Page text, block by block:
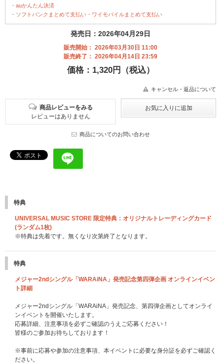
・auかんたん決済
・ソフトバンクまとめて支払い・ワイモバイルまとめて支払い
発売日：2026年04月29日
販売開始： 2026年03月30日 11:00
販売終了： 2026年04月14日 23:59
価格：1,320円（税込）
キャンセル・返品について
商品レビューをみる
レビューはありません
商品についてのお問い合わせ
特典
UNIVERSAL MUSIC STORE 限定特典：オリジナルトレーディングカード
(ランダム1枚)
※特典は先着です。無くなり次第終了となります。
特典
メジャー2ndシングル「WARAiNA」発売記念第四弾企画 オンラインイベン
ト詳細
メジャー2ndシングル「WARAiNA」発売記念、第四弾企画としてオンライ
ンイベントを開催いたします。
応募詳細、注意事項を必ずご確認のうえご応募ください！
皆様のご参加お待ちしております！
※事前に応募や参加の注意事項、本イベントに必要な身分証を必ずご確認く
ださい。